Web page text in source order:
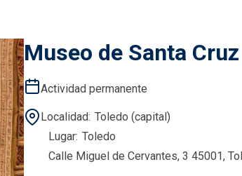
Museo de Santa
Actividad permanente
Localidad Toledo (capital)
Lugar Toledo
Calle Miguel de Cervantes, 3 45001,